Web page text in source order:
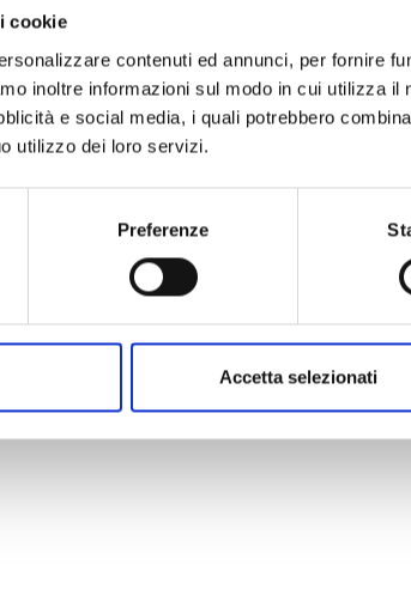
cookie
contenuti ed annunci, per fornire
inoltre informazioni sul modo in cui utilizza
e social media, i quali potrebbero
utilizzo dei loro servizi.
Preferenze
Accetta selezionati